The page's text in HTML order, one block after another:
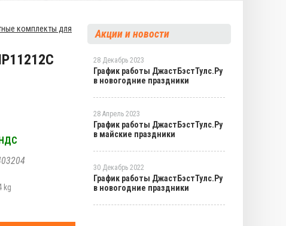
комплекты для
kg
Акции и новости
28 Декабрь 2023
График работы ДжастБэстТулс.Ру
в новогодние праздники
28 Апрель 2023
График работы ДжастБэстТулс.Ру
в майские праздники
30 Декабрь 2022
График работы ДжастБэстТулс.Ру
в новогодние праздники